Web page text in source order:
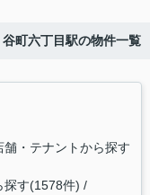
町六丁目駅の物件一覧
・テナントから探す
探す(1578件)